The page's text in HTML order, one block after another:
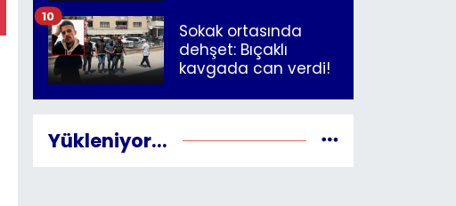
İzmir"
Sokak ortasında
dehşet: Bıçaklı
kavgada can verdi!
10
Yükleniyor...